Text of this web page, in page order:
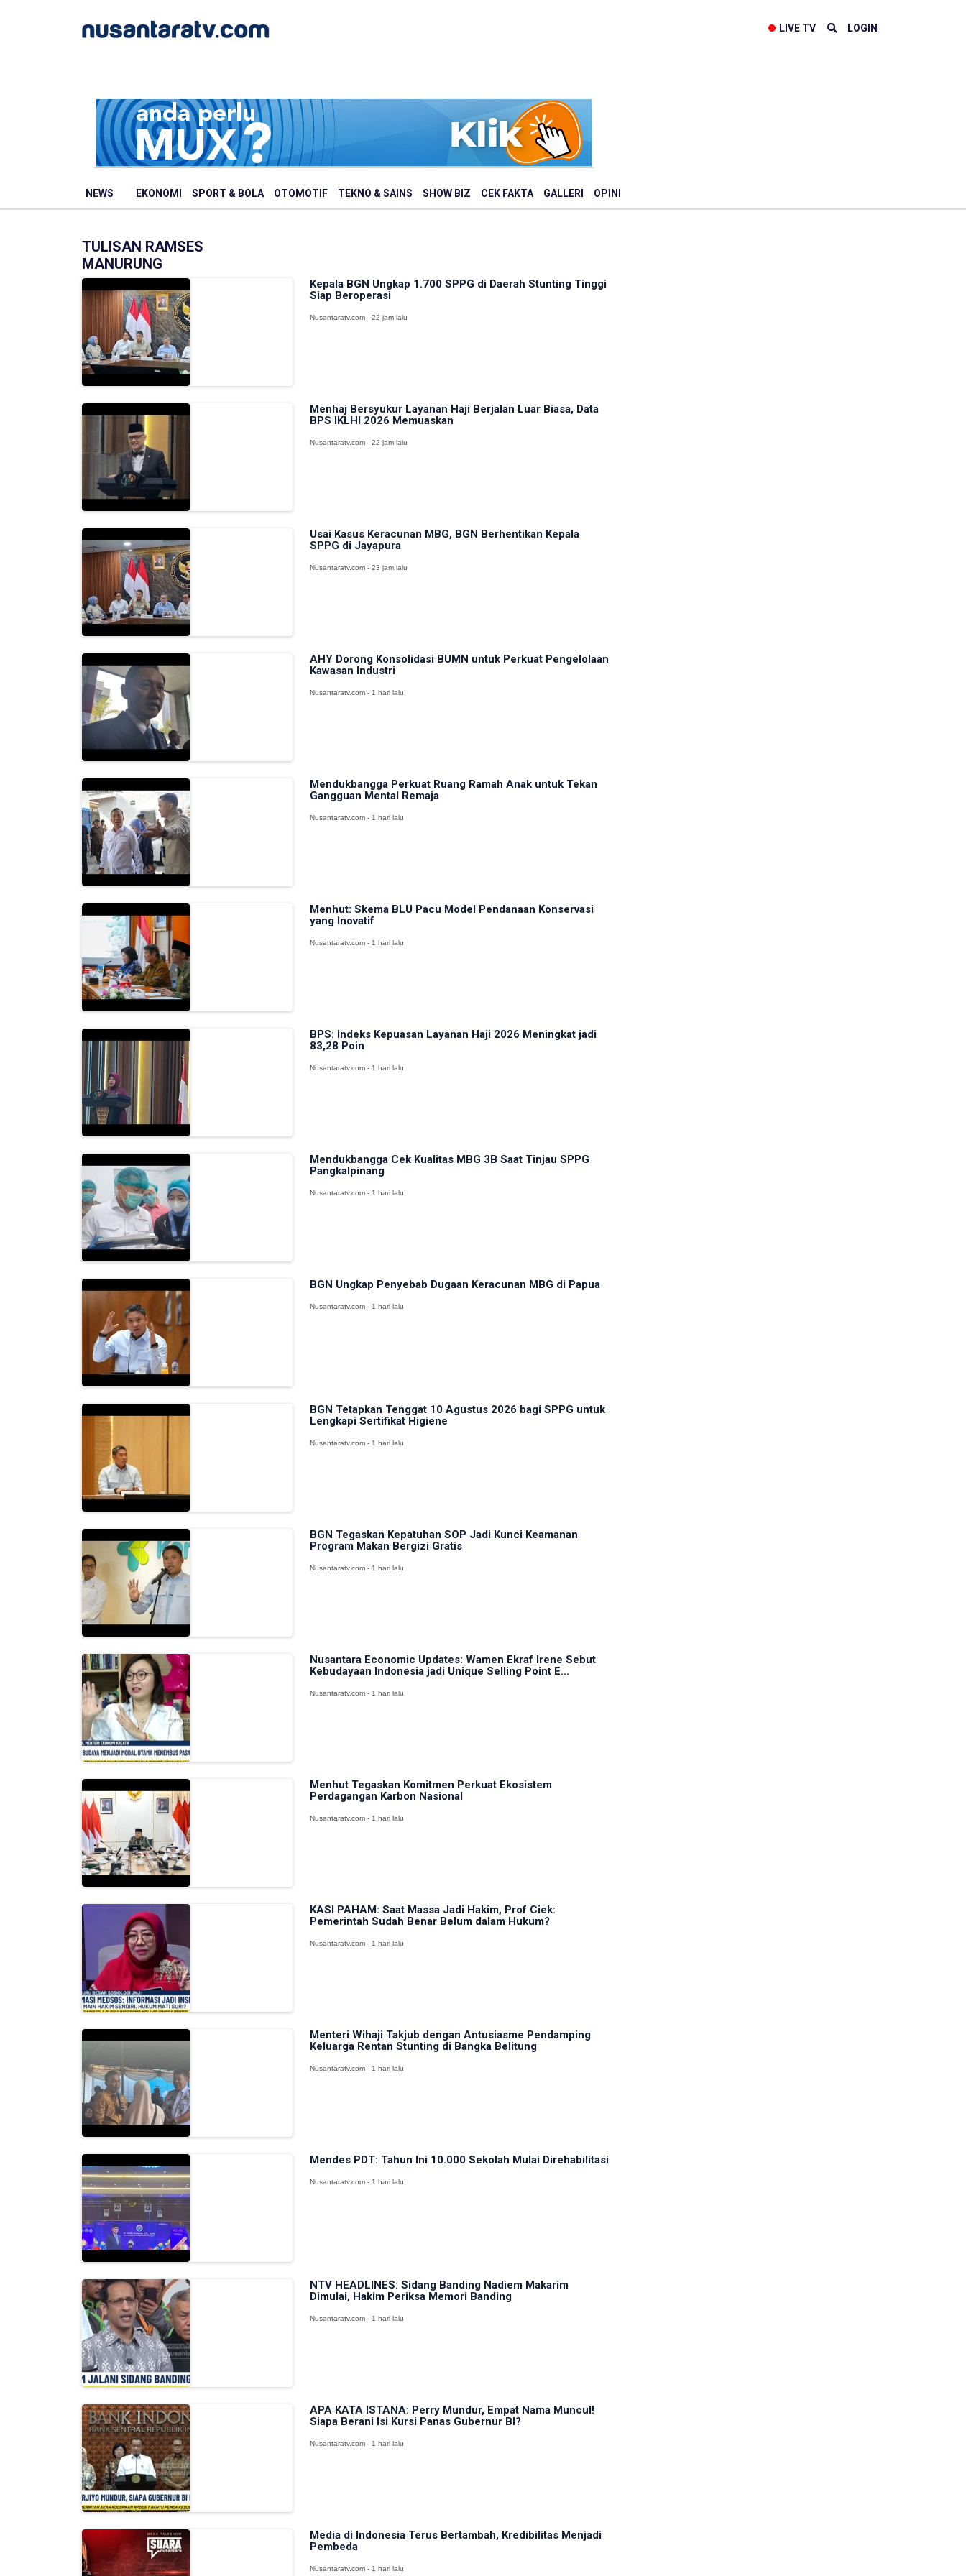
LIVE TV LOGIN
NEWS EKONOMI SPORT & BOLA OTOMOTIF TEKNO & SAINS SHOW BIZ CEK FAKTA GALLERI OPINI
TULISAN RAMSES
MANURUNG
Kepala BGN Ungkap 1.700 SPPG di Daerah Stunting Tinggi
Siap Beroperasi
Nusantaratv.com - 22 jam lalu
Menhaj Bersyukur Layanan Haji Berjalan Luar Biasa, Data
BPS IKLHI 2026 Memuaskan
Nusantaratv.com - 22 jam lalu
Usai Kasus Keracunan MBG, BGN Berhentikan Kepala
SPPG di Jayapura
Nusantaratv.com - 23 jam lalu
AHY Dorong Konsolidasi BUMN untuk Perkuat Pengelolaan
Kawasan Industri
Nusantaratv.com - 1 hari lalu
Mendukbangga Perkuat Ruang Ramah Anak untuk Tekan
Gangguan Mental Remaja
Nusantaratv.com - 1 hari lalu
Menhut: Skema BLU Pacu Model Pendanaan Konservasi
yang Inovatif
Nusantaratv.com - 1 hari lalu
BPS: Indeks Kepuasan Layanan Haji 2026 Meningkat jadi
83,28 Poin
Nusantaratv.com - 1 hari lalu
Mendukbangga Cek Kualitas MBG 3B Saat Tinjau SPPG
Pangkalpinang
Nusantaratv.com - 1 hari lalu
BGN Ungkap Penyebab Dugaan Keracunan MBG di Papua
Nusantaratv.com - 1 hari lalu
BGN Tetapkan Tenggat 10 Agustus 2026 bagi SPPG untuk
Lengkapi Sertifikat Higiene
Nusantaratv.com - 1 hari lalu
BGN Tegaskan Kepatuhan SOP Jadi Kunci Keamanan
Program Makan Bergizi Gratis
Nusantaratv.com - 1 hari lalu
Nusantara Economic Updates: Wamen Ekraf Irene Sebut
Kebudayaan Indonesia jadi Unique Selling Point E...
Nusantaratv.com - 1 hari lalu
Menhut Tegaskan Komitmen Perkuat Ekosistem
Perdagangan Karbon Nasional
Nusantaratv.com - 1 hari lalu
KASI PAHAM: Saat Massa Jadi Hakim, Prof Ciek:
Pemerintah Sudah Benar Belum dalam Hukum?
Nusantaratv.com - 1 hari lalu
Menteri Wihaji Takjub dengan Antusiasme Pendamping
Keluarga Rentan Stunting di Bangka Belitung
Nusantaratv.com - 1 hari lalu
Mendes PDT: Tahun Ini 10.000 Sekolah Mulai Direhabilitasi
Nusantaratv.com - 1 hari lalu
NTV HEADLINES: Sidang Banding Nadiem Makarim
Dimulai, Hakim Periksa Memori Banding
Nusantaratv.com - 1 hari lalu
APA KATA ISTANA: Perry Mundur, Empat Nama Muncul!
Siapa Berani Isi Kursi Panas Gubernur BI?
Nusantaratv.com - 1 hari lalu
Media di Indonesia Terus Bertambah, Kredibilitas Menjadi
Pembeda
Nusantaratv.com - 1 hari lalu